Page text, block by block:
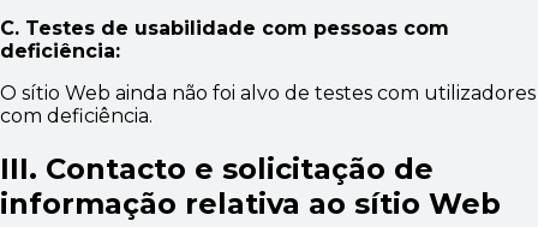
C. Testes de usabilidade com pessoas com
deficiência:
O sítio Web ainda não foi alvo de testes com utilizadores
com deficiência.
III. Contacto e solicitação de
informação relativa ao sítio Web